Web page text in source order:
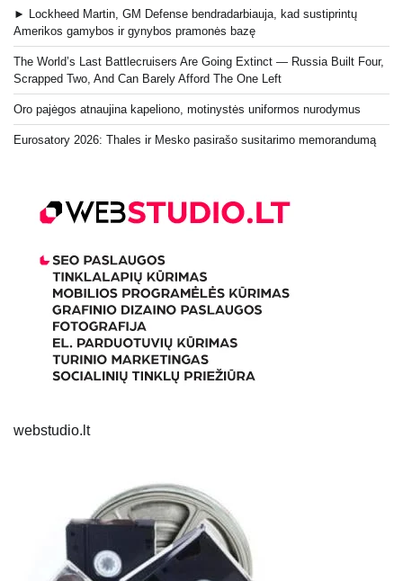
► Lockheed Martin, GM Defense bendradarbiauja, kad sustiprintų
Amerikos gamybos ir gynybos pramonės bazę
The World’s Last Battlecruisers Are Going Extinct — Russia Built Four,
Scrapped Two, And Can Barely Afford The One Left
Oro pajėgos atnaujina kapeliono, motinystės uniformos nurodymus
Eurosatory 2026: Thales ir Mesko pasirašo susitarimo memorandumą
webstudio.lt